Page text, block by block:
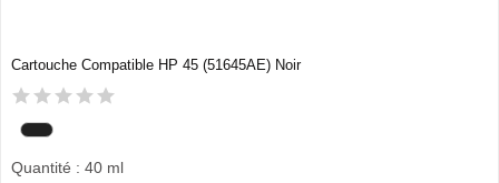
Cartouche Compatible HP 45 (51645AE) Noir
Quantité : 40 ml